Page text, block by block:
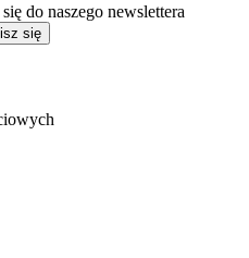
do naszego newslettera
się